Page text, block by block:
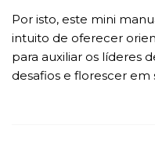
Por isto, este mini
intuito de oferecer
para auxiliar os líderes
desafios e florescer em